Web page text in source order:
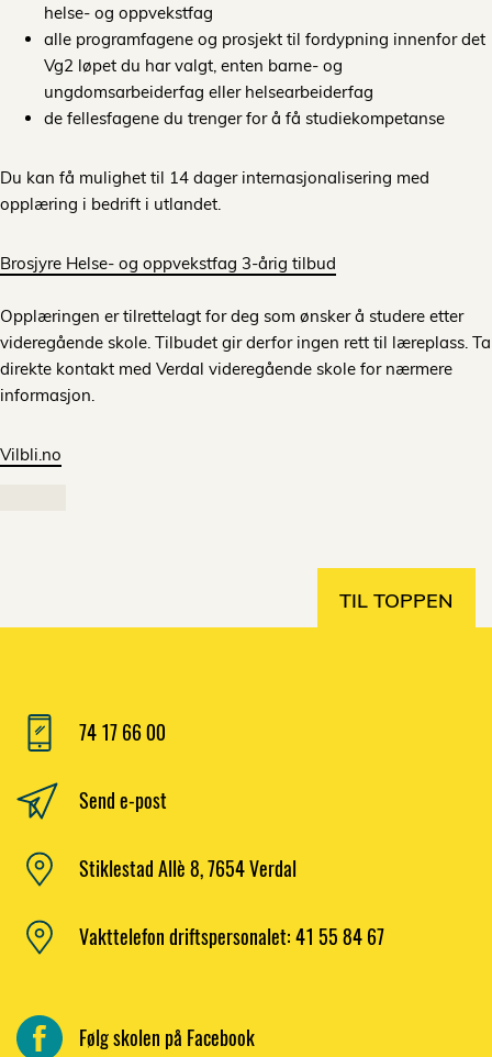
helse- og oppvekstfag
alle programfagene og prosjekt til fordypning innenfor det
Vg2 løpet du har valgt, enten barne- og
ungdomsarbeiderfag eller helsearbeiderfag
de fellesfagene du trenger for å få studiekompetanse
Du kan få mulighet til 14 dager internasjonalisering med
opplæring i bedrift i utlandet.
Brosjyre Helse- og oppvekstfag 3-årig tilbud
Opplæringen er tilrettelagt for deg som ønsker å studere etter
videregående skole. Tilbudet gir derfor ingen rett til læreplass. Ta
direkte kontakt med Verdal videregående skole for nærmere
informasjon.
Vilbli.no
TIL TOPPEN
74 17 66 00
Send e-post
Stiklestad Allè 8, 7654 Verdal
Vakttelefon driftspersonalet: 41 55 84 67
Følg skolen på Facebook